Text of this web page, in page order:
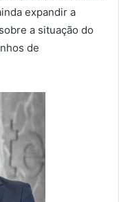
expandir a
a situação do
de